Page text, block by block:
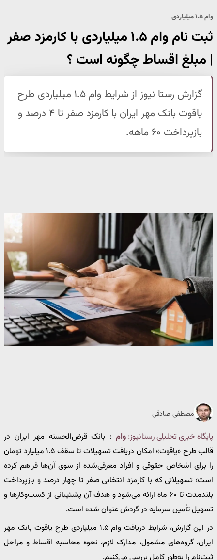
وام ۱.۵ میلیاردی
ثبت نام وام ۱.۵ میلیاردی با کارمزد صفر
| مبلغ اقساط چگونه است ؟
گزارش رستا نیوز از شرایط وام ۱.۵ میلیاردی طرح
یاقوت بانک مهر ایران با کارمزد صفر تا ۴ درصد و
بازپرداخت ۶۰ ماهه.
مصطفی صادقی
پایگاه خبری تحلیلی رستانیوز: وام : بانک قرض‌الحسنه مهر ایران در
قالب طرح «یاقوت» امکان دریافت تسهیلات تا سقف ۱.۵ میلیارد تومان
را برای اشخاص حقوقی و افراد معرفی‌شده از سوی آن‌ها فراهم کرده
است؛ تسهیلاتی که با کارمزد انتخابی صفر تا چهار درصد و بازپرداخت
بلندمدت تا ۶۰ ماه ارائه می‌شود و هدف آن پشتیبانی از کسب‌وکارها و
تسهیل تأمین سرمایه در گردش عنوان شده است.
در این گزارش، شرایط دریافت وام ۱.۵ میلیاردی طرح یاقوت بانک مهر
ایران، گروه‌های مشمول، مدارک لازم، نحوه محاسبه اقساط و مراحل
ثبت‌نام را به‌طور کامل بررسی می‌کنیم.